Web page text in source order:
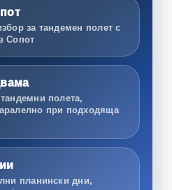
за тандемен полет с
Сопот
полета,
при подходяща
планински дни,